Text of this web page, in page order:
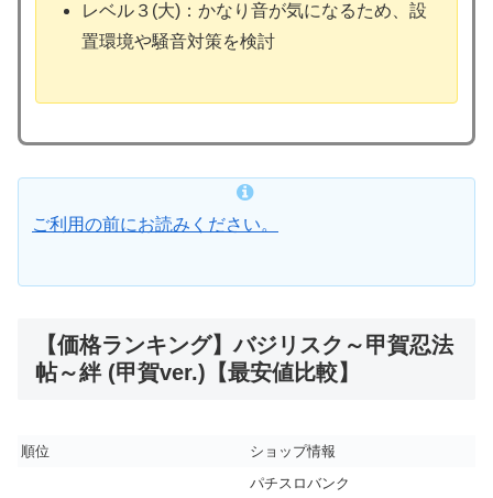
レベル３(大)：かなり音が気になるため、設
置環境や騒音対策を検討
ご利用の前にお読みください。
【価格ランキング】バジリスク～甲賀忍法
帖～絆 (甲賀ver.)【最安値比較】
順位 ショップ情報
パチスロバンク